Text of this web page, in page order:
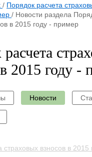
/ Порядок расчета
/ Новости раздела
в 2015 году - пример
2015 году -
Новости
страховых взносов в